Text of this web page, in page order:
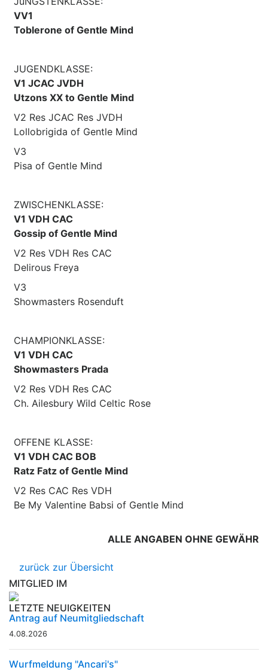
VV1
Toblerone of Gentle Mind
JUGENDKLASSE:
V1 JCAC JVDH
Utzons XX to Gentle Mind
V2 Res JCAC Res JVDH
Lollobrigida of Gentle Mind
V3
Pisa of Gentle Mind
ZWISCHENKLASSE:
V1 VDH CAC
Gossip of Gentle Mind
V2 Res VDH Res CAC
Delirous Freya
V3
Showmasters Rosenduft
CHAMPIONKLASSE:
V1 VDH CAC
Showmasters Prada
V2 Res VDH Res CAC
Ch. Ailesbury Wild Celtic Rose
OFFENE KLASSE:
V1 VDH CAC BOB
Ratz Fatz of Gentle Mind
V2 Res CAC Res VDH
Be My Valentine Babsi of Gentle Mind
ALLE ANGABEN OHNE GEWÄHR
zurück zur Übersicht
MITGLIED IM
LETZTE NEUIGKEITEN
Antrag auf Neumitgliedschaft
4.08.2026
Wurfmeldung "Ancari's"